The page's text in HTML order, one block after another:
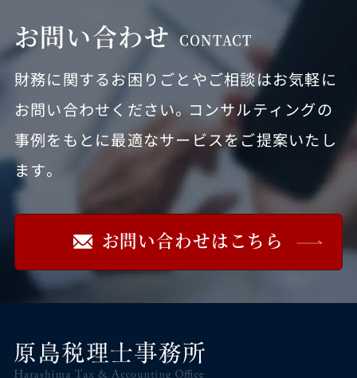
お問い合わせ CONTACT
財務に関するお困りごとやご相談はお気軽に
お問い合わせください。コンサルティングの
事例をもとに最適なサービスをご提案いたし
ます。
お問い合わせはこちら